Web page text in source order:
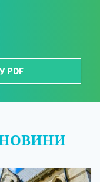
PDF
НОВИНИ